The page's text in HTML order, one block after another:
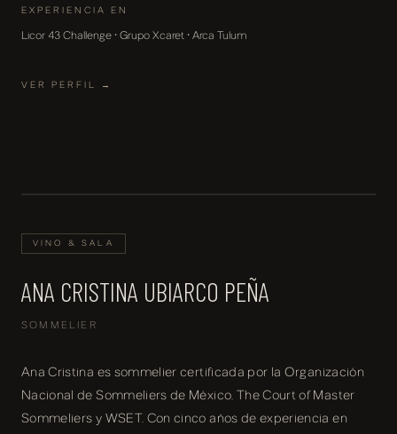
EXPERIENCIA EN
Licor 43 Challenge · Grupo Xcaret · Arca Tulum
VER PERFIL →
VINO & SALA
ANA CRISTINA UBIARCO PEÑA
SOMMELIER
Ana Cristina es sommelier certificada por la Organización
Nacional de Sommeliers de México, The Court of Master
Sommeliers y WSET. Con cinco años de experiencia en